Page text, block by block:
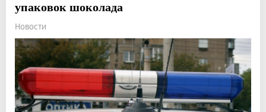
упаковок шоколада
Новости